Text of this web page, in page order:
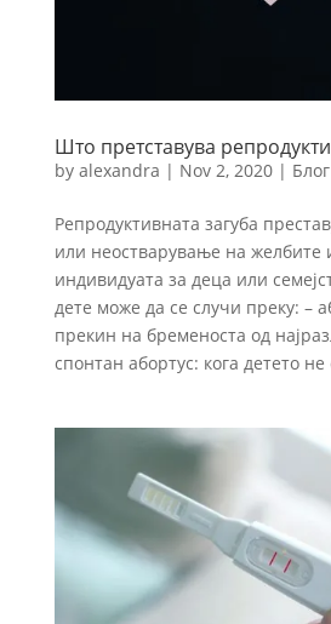
Што претставува
by alexandra | Nov 2, 2020| Блог
Репродуктивната загуба
или неостварување на желбите
индивидуата за деца или
дете може да се случи преку: –
прекин на бременоста од
спонтан абортус: кога детето не